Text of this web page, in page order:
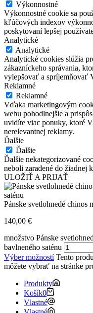
Výkonnostné
Výkonnostné cookie sa
kľúčových indexov
poskytovaní lepšej
Analytické
Analytické
Analytické cookies slúžia
zákazníckeho správania,
vylepšovať a spríjemňovať
Reklamné
Reklamné
Vďaka marketingovým
webu pohodlnejšie a
uvidíte viac ponuky, ktoré
nerelevantnej reklamy.
Ďalšie
Ďalšie
Ďalšie nekategorizované
neboli zaradené do žiadnej
ULOŽIŤ A PRIJAŤ
Pánske svetlohnedé chinos
140,00 €
množstvo Pánske
bavlneného saténu
Výber možností Tento
môžete vybrať na stránke
Produkty
Košík0
Vlastné